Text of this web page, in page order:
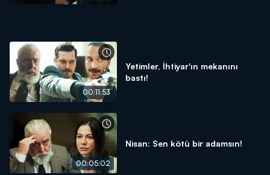
00:11:53
Yetimler, İhtiyar'ın mekanını
bastı!
00:05:02
Nisan: Sen kötü bir adamsın!